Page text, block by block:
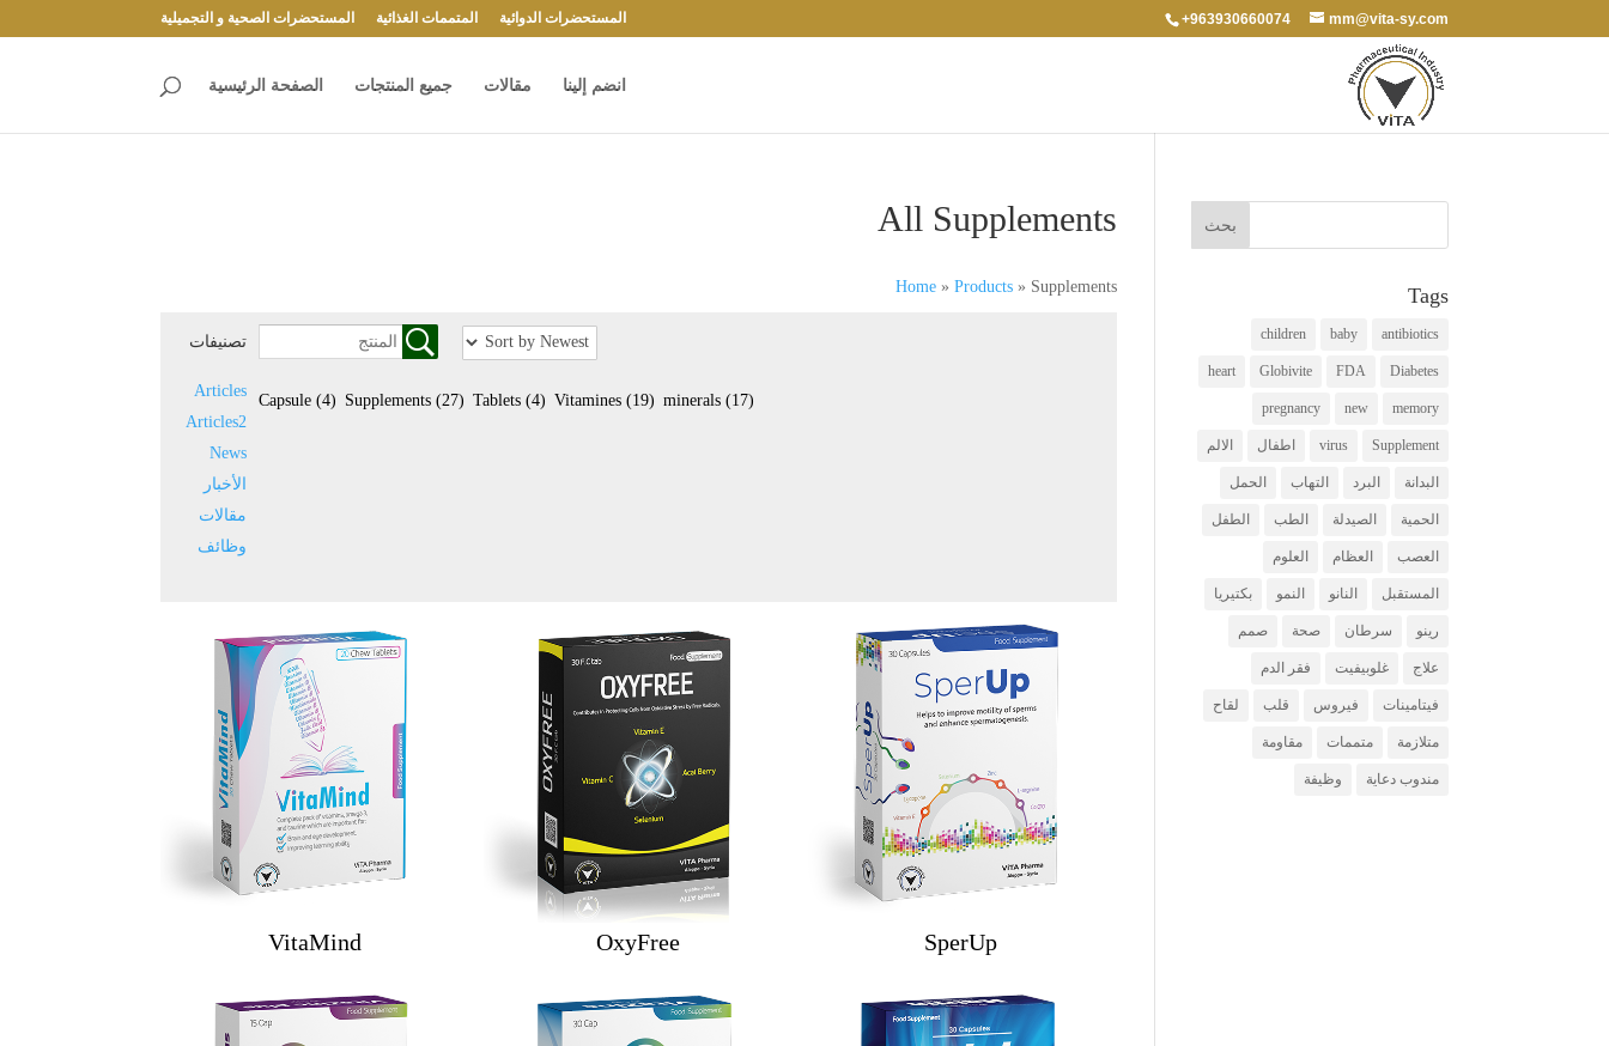
+963930660074 mm@vita-sy.com المستحضرات الدوائية المتممات الغذائية المستحضرات الصحية و التجميلية
انضم إلينا مقالات جميع المنتجات الصفحة الرئيسية
All Supplements
Home» Products» Supplements
تصنيفات
Articles
Articles2
News
الأخبار
مقالات
وظائف
Capsule(4) Supplements(27) Tablets(4) Vitamines(19) minerals(17)
VitaMind OxyFree SperUp
Tags
antibiotics
baby
children
Diabetes
FDA
Globivite
heart
memory
new
pregnancy
Supplement
virus اطفال الالم
البدانة البرد التهاب الحمل
الحمية الصيدلة الطب الطفل
العصب العظام العلوم
المستقبل النانو النمو بكتيريا
رينو سرطان صحة صمم
علاج غلوبيفيت فقر الدم
فيتامينات فيروس قلب لقاح
متلازمة متممات مقاومة
مندوب دعاية وظيفة